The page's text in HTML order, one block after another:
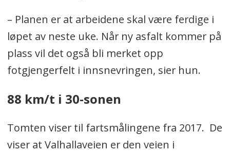
– Planen er at arbeidene skal være ferdige i
løpet av neste uke. Når ny asfalt kommer på
plass vil det også bli merket opp
fotgjengerfelt i innsnevringen, sier hun.
88 km/t i 30-sonen
Tomten viser til fartsmålingene fra 2017. De
viser at Valhallaveien er den veien i